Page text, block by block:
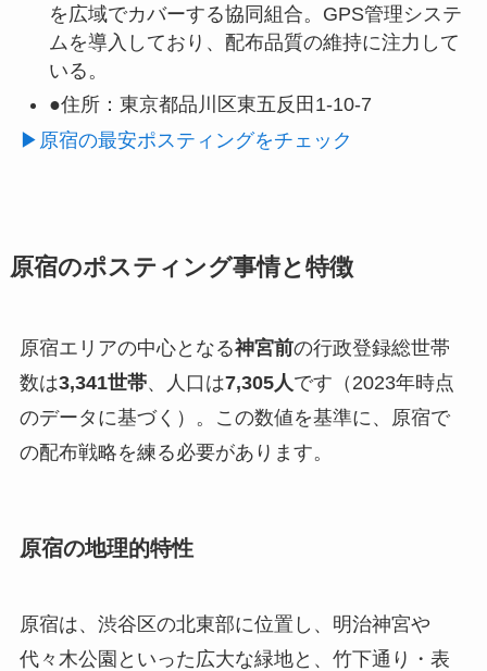
を広域でカバーする協同組合。GPS管理システ
ムを導入しており、配布品質の維持に注力して
いる。
●住所： 東京都品川区東五反田1-10-7
▶原宿の最安ポスティングをチェック
原宿のポスティング事情と特徴
原宿エリアの中心となる神宮前の行政登録総世帯
数は3,341世帯、人口は7,305人です（2023年時点
のデータに基づく）。この数値を基準に、原宿で
の配布戦略を練る必要があります。
原宿の地理的特性
原宿は、渋谷区の北東部に位置し、明治神宮や
代々木公園といった広大な緑地と、竹下通り・表